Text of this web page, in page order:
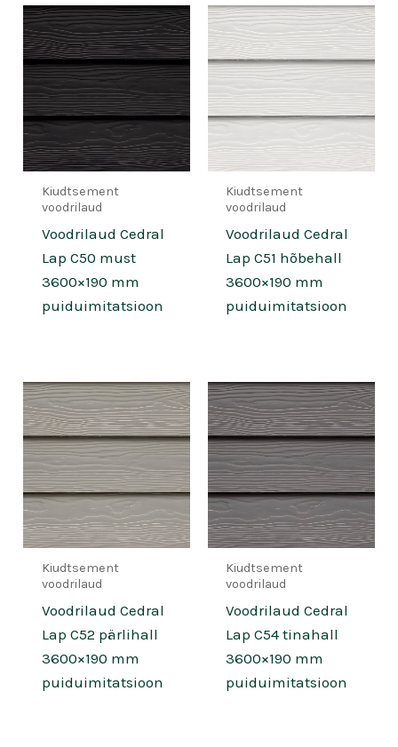
Kiudtsement
voodrilaud
Voodrilaud Cedral
Lap C50 must
3600×190 mm
puiduimitatsioon
Kiudtsement
voodrilaud
Voodrilaud Cedral
Lap C51 hõbehall
3600×190 mm
puiduimitatsioon
Kiudtsement
voodrilaud
Voodrilaud Cedral
Lap C52 pärlihall
3600×190 mm
puiduimitatsioon
Kiudtsement
voodrilaud
Voodrilaud Cedral
Lap C54 tinahall
3600×190 mm
puiduimitatsioon